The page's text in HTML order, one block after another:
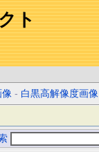
ト
像 - 白黒高解像度画像